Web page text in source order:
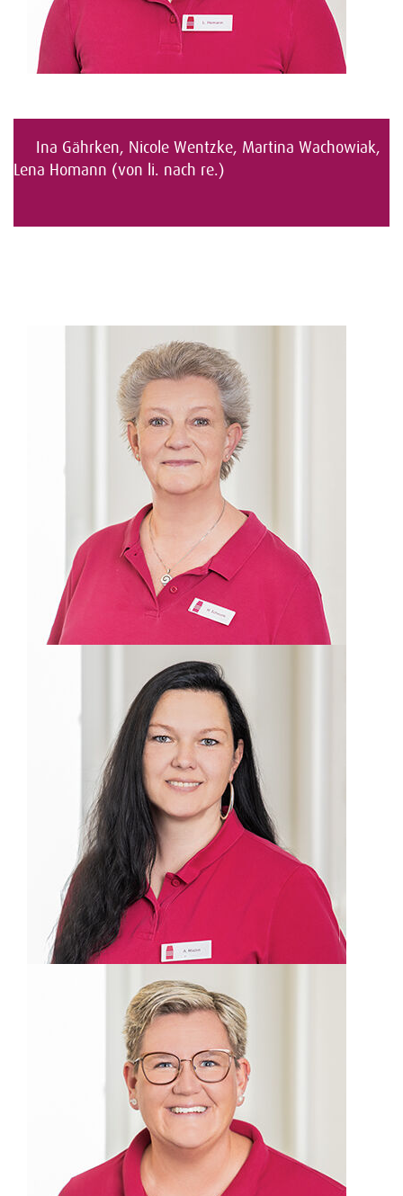
Ina Gährken, Nicole Wentzke, Martina Wachowiak,
Lena Homann (von li. nach re.)